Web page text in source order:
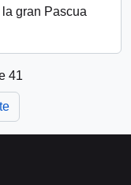
gran Pascua
41